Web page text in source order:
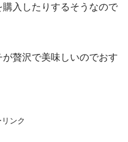
入したりするそうなので
贅沢で美味しいのでおす
ンク